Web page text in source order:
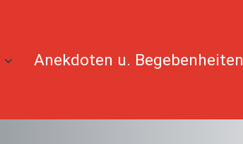
Anekdoten u. Begebenheiten